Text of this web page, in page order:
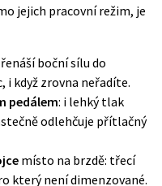
jejich pracovní režim, je
boční sílu do
i když zrovna neřadíte.
pedálem: i lehký tlak
odlehčuje přítlačný
místo na brzdě: třecí
který není dimenzované.